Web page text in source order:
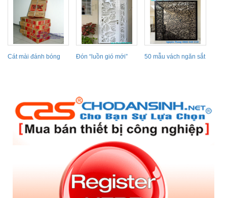
Cát mài đánh bóng
Đón “luồn gió mới”
50 mẫu vách ngăn sắt